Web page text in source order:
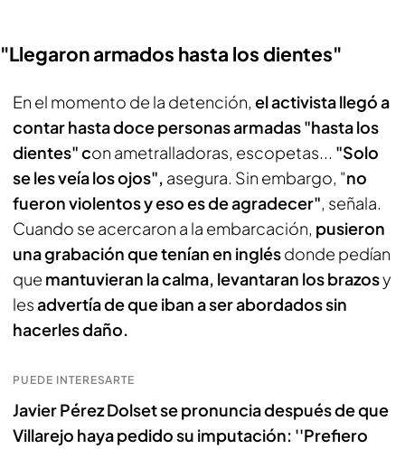
"Llegaron armados hasta los dientes"
En el momento de la detención, el activista llegó a
contar hasta doce personas armadas "hasta los
dientes" con ametralladoras, escopetas... "Solo
se les veía los ojos", asegura. Sin embargo, "no
fueron violentos y eso es de agradecer", señala.
Cuando se acercaron a la embarcación, pusieron
una grabación que tenían en inglésdonde pedían
que mantuvieran la calma, levantaran los brazosy
lesadvertía de que iban a ser abordados sin
hacerles daño.
PUEDE INTERESARTE
Javier Pérez Dolset se pronuncia después de que
Villarejo haya pedido su imputación: ''Prefiero